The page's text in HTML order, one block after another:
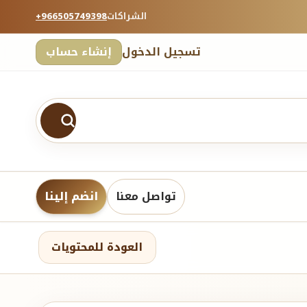
+966505749398الشراكات
تسجيل الدخول إنشاء حساب
تواصل معنا انضم إلينا
العودة للمحتويات